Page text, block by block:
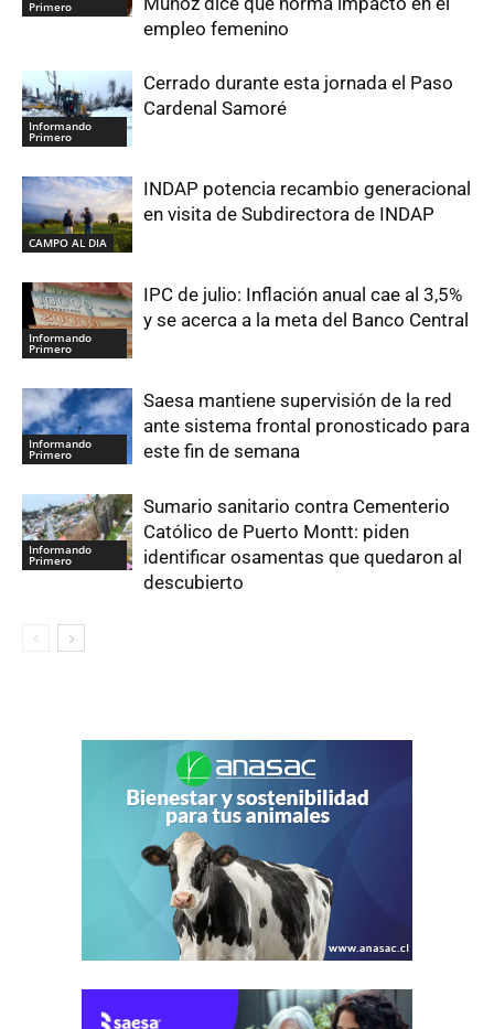
Primero
empleo femenino
Informando
Primero
Cerrado durante esta jornada el Paso
Cardenal Samoré
CAMPO AL DIA
INDAP potencia recambio generacional
en visita de Subdirectora de INDAP
Informando
Primero
IPC de julio: Inflación anual cae al 3,5%
y se acerca a la meta del Banco Central
Informando
Primero
Saesa mantiene supervisión de la red
ante sistema frontal pronosticado para
este fin de semana
Informando
Primero
Sumario sanitario contra Cementerio
Católico de Puerto Montt: piden
identificar osamentas que quedaron al
descubierto